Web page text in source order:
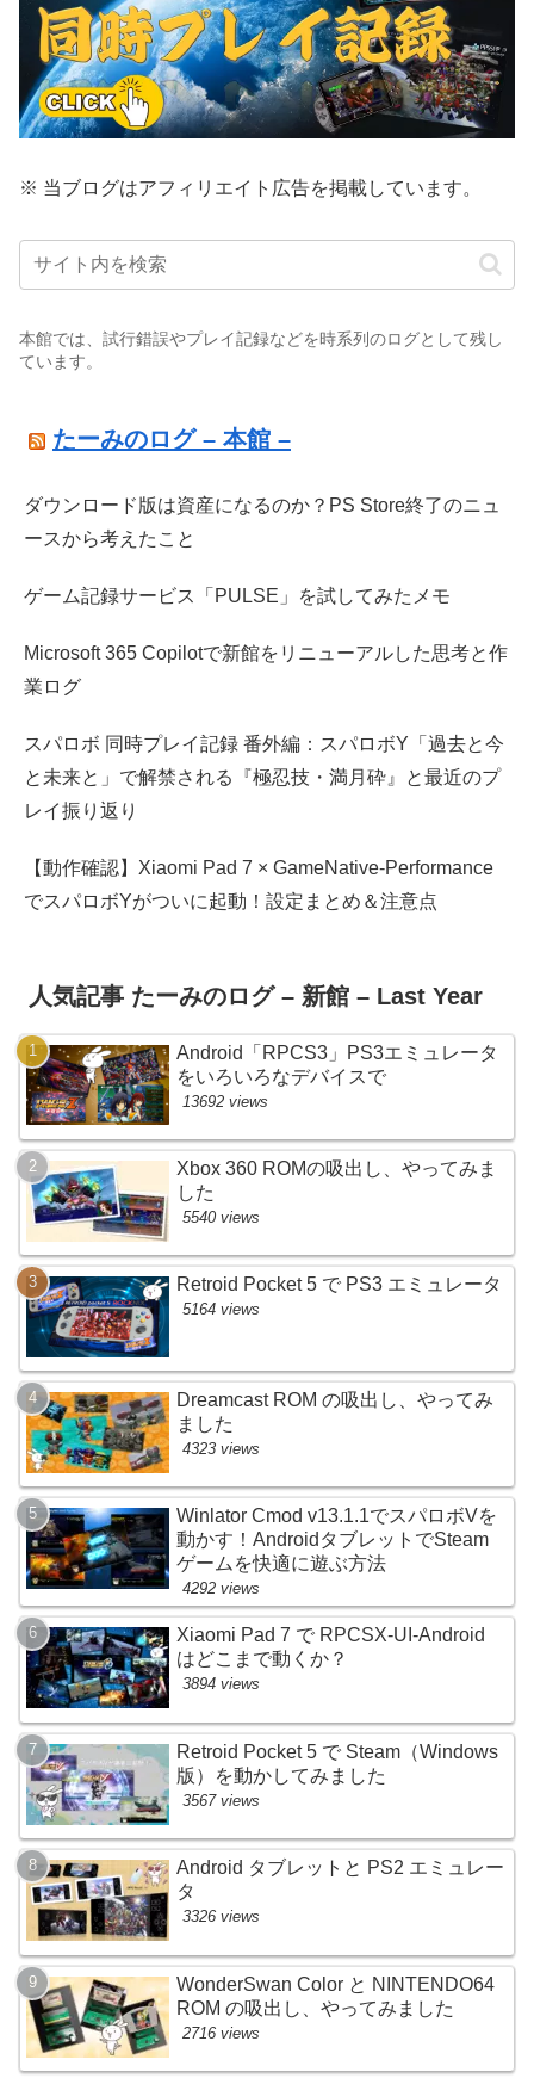
※ 当ブログはアフィリエイト広告を掲載しています。
本館では、試行錯誤やプレイ記録などを時系列のログとして残し
ています。
たーみのログ – 本館 –
ダウンロード版は資産になるのか？PS Store終了のニュ
ースから考えたこと
ゲーム記録サービス「PULSE」を試してみたメモ
Microsoft 365 Copilotで新館をリニューアルした思考と作
業ログ
スパロボ 同時プレイ記録 番外編：スパロボY「過去と今
と未来と」で解禁される『極忍技・満月砕』と最近のプ
レイ振り返り
【動作確認】Xiaomi Pad 7 × GameNative-Performance
でスパロボYがついに起動！設定まとめ＆注意点
人気記事 たーみのログ – 新館 – Last Year
Android「RPCS3」PS3エミュレータ
をいろいろなデバイスで
13692 views
Xbox 360 ROMの吸出し、やってみま
した
5540 views
Retroid Pocket 5 で PS3 エミュレータ
5164 views
Dreamcast ROM の吸出し、やってみ
ました
4323 views
Winlator Cmod v13.1.1でスパロボVを
動かす！AndroidタブレットでSteam
ゲームを快適に遊ぶ方法
4292 views
Xiaomi Pad 7 で RPCSX-UI-Android
はどこまで動くか？
3894 views
Retroid Pocket 5 で Steam（Windows
版）を動かしてみました
3567 views
Android タブレットと PS2 エミュレー
タ
3326 views
WonderSwan Color と NINTENDO64
ROM の吸出し、やってみました
2716 views